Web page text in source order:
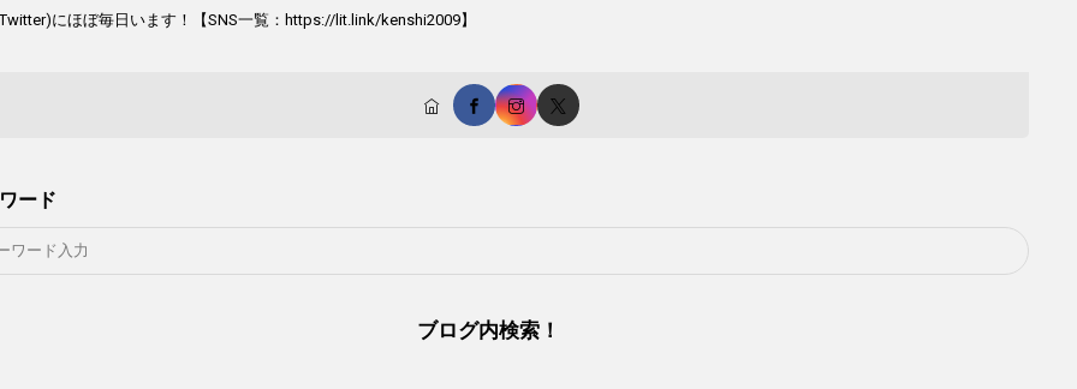
にほぼ毎日います！【SNS一覧：https://lit.link/kenshi2009】
ード
ブログ内検索！